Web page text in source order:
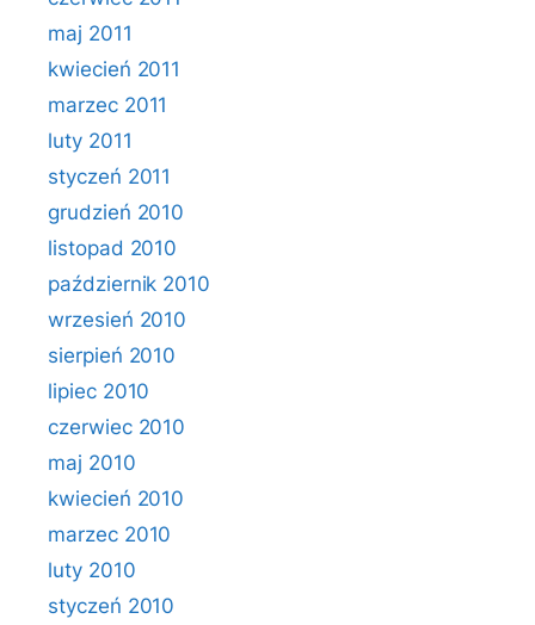
maj 2011
kwiecień 2011
marzec 2011
luty 2011
styczeń 2011
grudzień 2010
listopad 2010
październik 2010
wrzesień 2010
sierpień 2010
lipiec 2010
czerwiec 2010
maj 2010
kwiecień 2010
marzec 2010
luty 2010
styczeń 2010